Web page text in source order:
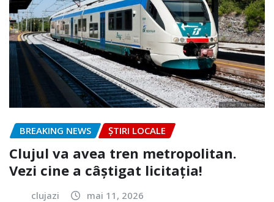
BREAKING NEWS ȘTIRI LOCALE
Clujul va avea tren metropolitan.
Vezi cine a câștigat licitația!
clujazi mai 11, 2026